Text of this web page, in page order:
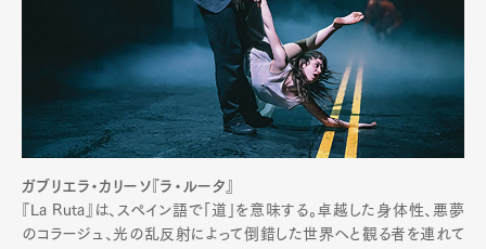
ガブリエラ・カリーソ『ラ・ルータ』
『La Ruta』は、スペイン語で「道」を意味する。卓越した身体性、悪夢
のコラージュ、光の乱反射によって倒錯した世界へと観る者を連れて